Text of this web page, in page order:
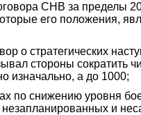
СНВ за пределы
его положения,
о стратегических
стороны сократить
изначально, а до 1000;
по снижению уровня
и